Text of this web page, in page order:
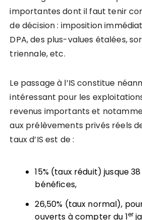
importantes dont il faut tenir
de décision : imposition
DPA, des plus-values étalées,
triennale, etc.
Le passage à l’IS constitue
intéressant pour les
revenus importants et
aux prélèvements privés réels
taux d’IS est de :
15% (taux réduit) jusque
bénéfices,
26,50% (taux normal),
ouverts à compter du 1er